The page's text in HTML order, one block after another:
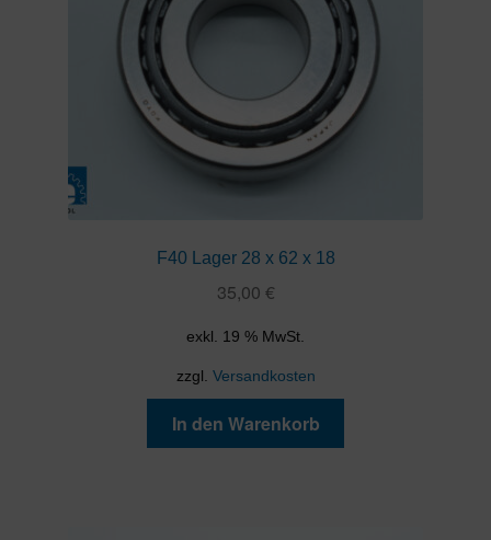
F40 Lager 28 x 62 x 18
35,00 €
exkl. 19 % MwSt.
zzgl. Versandkosten
In den Warenkorb